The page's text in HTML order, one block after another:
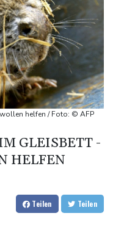
vorerst
Krieg nach Serbien
an Leipziger
von Trumps
Italien streiten über
kurz vor der
helfen / Foto: © AFP
GLEISBETT -
HELFEN
Teilen Teilen